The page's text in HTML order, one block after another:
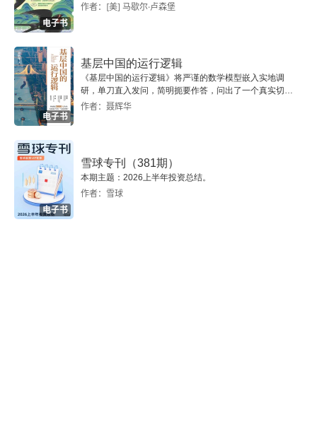
致谢
电子书
作者：[美] 马歇尔·卢森堡
电子书
基层中国的运行逻辑
《基层中国的运行逻辑》将严谨的数学模型嵌入实地调
研，单刀直入发问，简明扼要作答，问出了一个真实切近
的基层中国。
作者：聂辉华
电子书
雪球专刊（381期）
本期主题：2026上半年投资总结。
作者：雪球